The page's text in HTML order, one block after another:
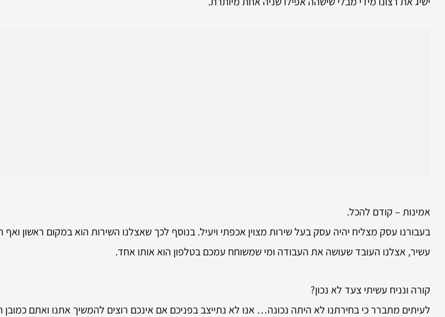
אמינות – קודם להכל.
בעבורנו עסק מצליח יהיה עסק בעל שירות מצוין אכפתי ויעיל. בנוסף לכך שאצלנו השירות הוא במקום ראשון ואף
עשיר, אצלנו העובד שעושה את העבודה ומי שמשוחח עמכם בטלפון הוא אותו אחד.
קורה ונניח עשיתי צעד לא נכון?
לעיתים מתברר כי בחירתנו לא היתה נכונה… אנו לא נתייצב בפניכם אם אינכם רוצים להמשיך אתנו ואתם כמובן